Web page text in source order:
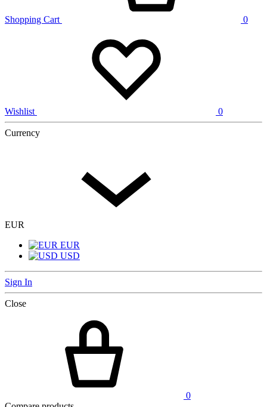
Shopping Cart 0
Wishlist 0
Currency
EUR
EUR
USD
Sign In
Close
0